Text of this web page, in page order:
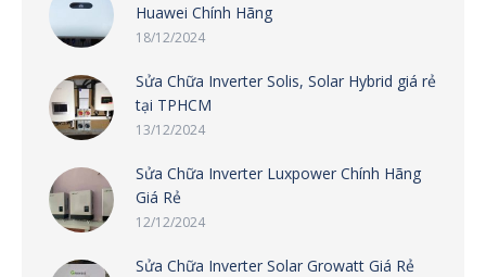
Huawei Chính Hãng
18/12/2024
Sửa Chữa Inverter Solis, Solar Hybrid giá rẻ
tại TPHCM
13/12/2024
Sửa Chữa Inverter Luxpower Chính Hãng
Giá Rẻ
12/12/2024
Sửa Chữa Inverter Solar Growatt Giá Rẻ